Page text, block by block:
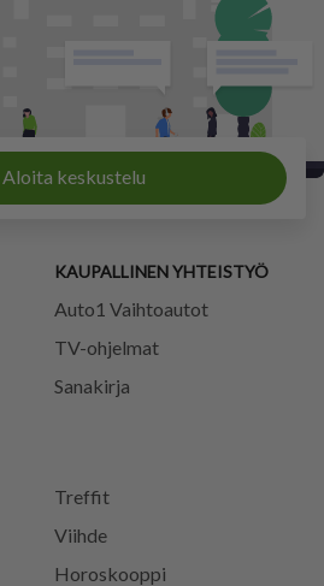
Aloita keskustelu
Treffit
Viihde
Horoskooppi
KAUPALLINEN YHTEISTYÖ
Auto1 Vaihtoautot
TV-ohjelmat
Sanakirja